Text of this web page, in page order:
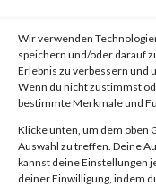
Wir verwenden
speichern und/oder darauf
Erlebnis zu verbessern und
Wenn du nicht zustimmst
bestimmte Merkmale und
Klicke unten, um dem oben
Auswahl zu treffen. Deine
kannst deine Einstellungen
deiner Einwilligung, indem